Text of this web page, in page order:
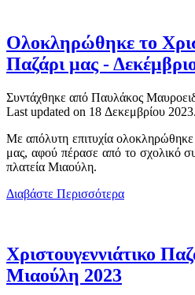
Ολοκληρώθηκε το
Παζάρι μας -
Συντάχθηκε από Παυλάκος
Last updated on 18 Δεκεμβρίου 2023
Με απόλυτη επιτυχία ολοκληρώθηκε
μας, αφού πέρασε από το σχολικό
πλατεία Μιαούλη.
Διαβάστε Περισσότερα
Χριστουγεννιάτικο
Μιαούλη 2023